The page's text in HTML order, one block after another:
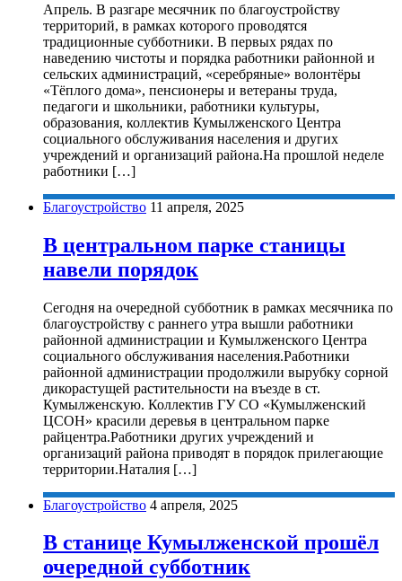
Апрель. В разгаре месячник по благоустройству
территорий, в рамках которого проводятся
традиционные субботники. В первых рядах по
наведению чистоты и порядка работники районной и
сельских администраций, «серебряные» волонтёры
«Тёплого дома», пенсионеры и ветераны труда,
педагоги и школьники, работники культуры,
образования, коллектив Кумылженского Центра
социального обслуживания населения и других
учреждений и организаций района.На прошлой неделе
работники […]
Благоустройство 11 апреля, 2025
В центральном парке станицы
навели порядок
Сегодня на очередной субботник в рамках месячника по
благоустройству с раннего утра вышли работники
районной администрации и Кумылженского Центра
социального обслуживания населения.Работники
районной администрации продолжили вырубку сорной
дикорастущей растительности на въезде в ст.
Кумылженскую. Коллектив ГУ СО «Кумылженский
ЦСОН» красили деревья в центральном парке
райцентра.Работники других учреждений и
организаций района приводят в порядок прилегающие
территории.Наталия […]
Благоустройство 4 апреля, 2025
В станице Кумылженской прошёл
очередной субботник